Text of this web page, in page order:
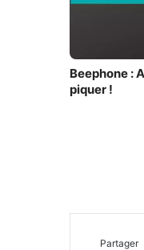
Beephone :
piquer !
Partager